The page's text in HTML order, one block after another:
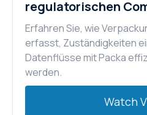
regulatorischen
Erfahren Sie, wie
erfasst, Zuständigkeiten
Datenflüsse mit Packa
werden.
Watch